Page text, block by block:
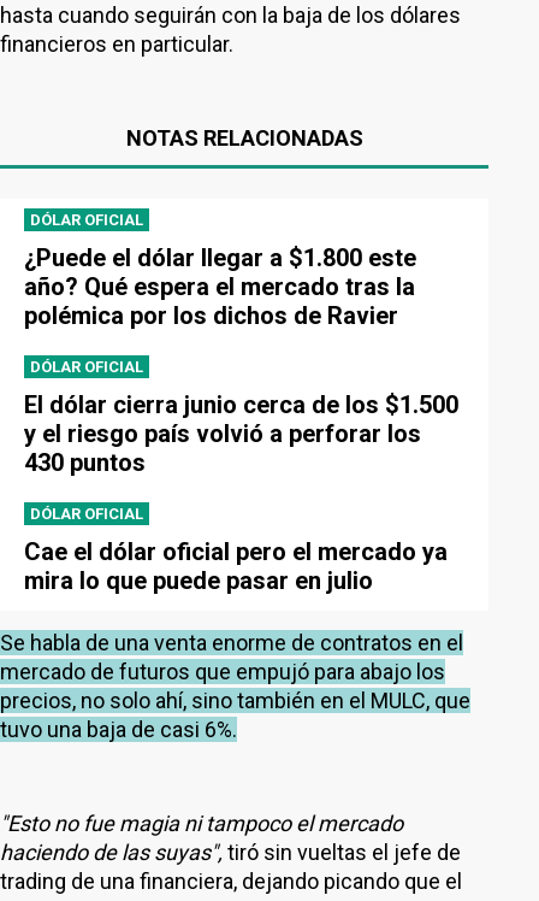
hasta cuando seguirán con la baja de los dólares
financieros en particular.
NOTAS RELACIONADAS
DÓLAR OFICIAL
¿Puede el dólar llegar a $1.800 este
año? Qué espera el mercado tras la
polémica por los dichos de Ravier
DÓLAR OFICIAL
El dólar cierra junio cerca de los $1.500
y el riesgo país volvió a perforar los
430 puntos
DÓLAR OFICIAL
Cae el dólar oficial pero el mercado ya
mira lo que puede pasar en julio
Se habla de una venta enorme de contratos en el
mercado de futuros que empujó para abajo los
precios, no solo ahí, sino también en el MULC, que
tuvo una baja de casi 6%.
"Esto no fue magia ni tampoco el mercado
haciendo de las suyas", tiró sin vueltas el jefe de
trading de una financiera, dejando picando que el